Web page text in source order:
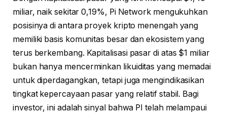
miliar, naik sekitar 0,19%, Pi Network mengukuhkan
posisinya di antara proyek kripto menengah yang
memiliki basis komunitas besar dan ekosistem yang
terus berkembang. Kapitalisasi pasar di atas $1 miliar
bukan hanya mencerminkan likuiditas yang memadai
untuk diperdagangkan, tetapi juga mengindikasikan
tingkat kepercayaan pasar yang relatif stabil. Bagi
investor, ini adalah sinyal bahwa PI telah melampaui